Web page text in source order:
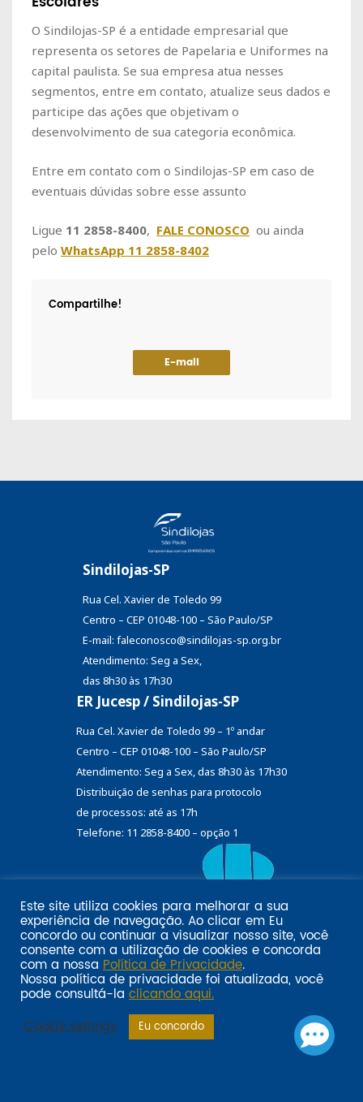
O Sindilojas-SP é a entidade empresarial que
representa os setores de Papelaria e Uniformes na
capital paulista. Se sua empresa atua nesses
segmentos, entre em contato, atualize seus dados e
participe das ações que objetivam o
desenvolvimento de sua categoria econômica.
Entre em contato com o Sindilojas-SP em caso de
eventuais dúvidas sobre esse assunto
Ligue 11 2858-8400, FALE CONOSCO ou ainda
pelo WhatsApp 11 2858-8402
Compartilhe!
E-mail
Sindilojas-SP
Rua Cel. Xavier de Toledo 99
Centro – CEP 01048-100 – São Paulo/SP
E-mail: faleconosco@sindilojas-sp.org.br
Atendimento: Seg a Sex,
das 8h30 às 17h30
ER Jucesp / Sindilojas-SP
Rua Cel. Xavier de Toledo 99 – 1º andar
Centro – CEP 01048-100 – São Paulo/SP
Atendimento: Seg a Sex, das 8h30 às 17h30
Distribuição de senhas para protocolo
de processos: até as 17h
Telefone: 11 2858-8400 – opção 1
Email marketing por:
Pol�tica de privacidade SINDILOJAS-SPAcesse aqui
Este site utiliza cookies para melhorar a sua
experiência de navegação. Ao clicar em Eu
concordo ou continuar a visualizar nosso site, você
consente com a utilização de cookies e concorda
com a nossa Política de Privacidade.
Nossa política de privacidade foi atualizada, você
pode consultá-la clicando aqui.
Cookie settings
Eu concordo